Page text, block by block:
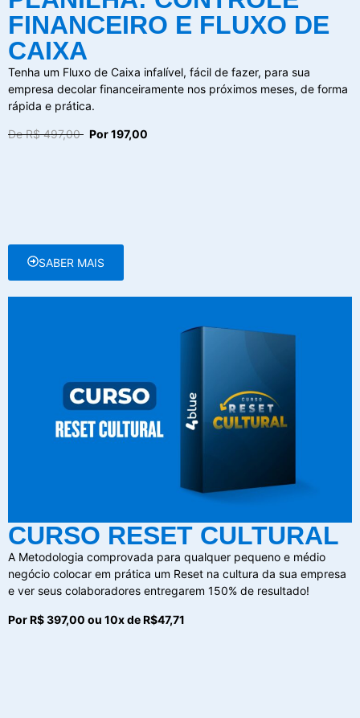
FINANCEIRO E FLUXO DE
CAIXA
Tenha um Fluxo de Caixa infalível, fácil de fazer, para sua
empresa decolar financeiramente nos próximos meses, de forma
rápida e prática.
De R$ 497,00 Por 197,00
SABER MAIS
CURSO RESET CULTURAL
A Metodologia comprovada para qualquer pequeno e médio
negócio colocar em prática um Reset na cultura da sua empresa
e ver seus colaboradores entregarem 150% de resultado!
Por R$ 397,00 ou 10x de R$47,71